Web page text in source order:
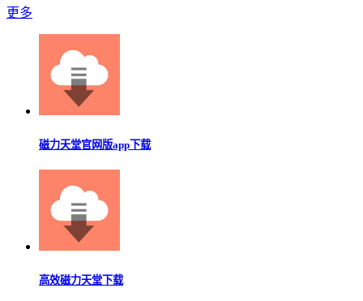
更多
磁力天堂官网版app下载
高效磁力天堂下载